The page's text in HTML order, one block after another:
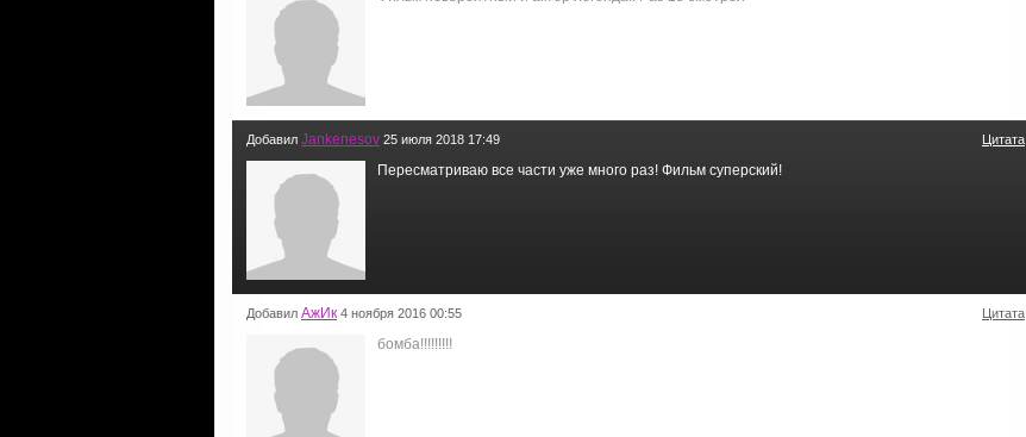
Добавил Jankenesov 25 июля 2018 17:49 Цитата
Пересматриваю все части уже много раз! Фильм суперский!
Добавил АжИк 4 ноября 2016 00:55 Цитата
бомба!!!!!!!!!